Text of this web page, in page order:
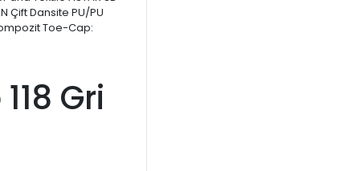
Çift Dansite PU/PU
Toe-Cap:
Gri